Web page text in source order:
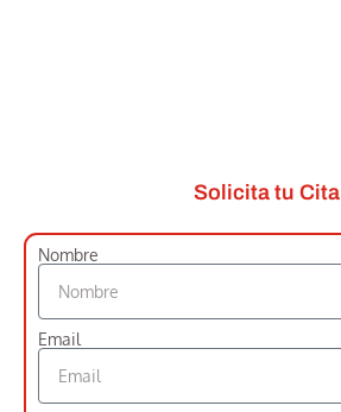
Solicita tu Cita
Nombre
Email